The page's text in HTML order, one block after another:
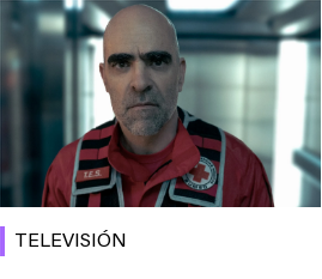
TELEVISIÓN